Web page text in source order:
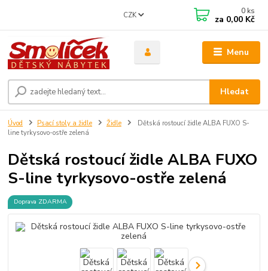
Menu
CZK
Hledat
0 ks
za 0,00 Kč
Úvod Psací stoly a židle Židle
Dětská rostoucí židle ALBA FUXO S-
line tyrkysovo-ostře zelená
Dětská rostoucí židle ALBA FUXO
S-line tyrkysovo-ostře zelená
Doprava ZDARMA